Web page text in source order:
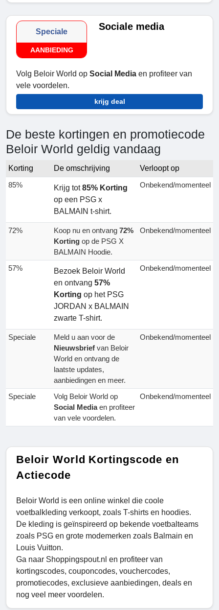
Speciale
AANBIEDING
Sociale media
Volg Beloir World op Social Media en profiteer van
vele voordelen.
krijg deal
De beste kortingen en promotiecode
Beloir World geldig vandaag
Korting De omschrijving
Verloopt op
85%
Krijg tot85% Korting
op een PSG x
BALMAIN t-shirt.
Onbekend/momenteel
72% Koop nu en ontvang 72%
Korting op de PSG X
BALMAIN Hoodie.
Onbekend/momenteel
57%
Bezoek Beloir World
en ontvang 57%
Korting op het PSG
JORDAN x BALMAIN
zwarte T-shirt.
Onbekend/momenteel
Speciale
Meld u aan voor de
Nieuwsbrief van Beloir
World en ontvang de
laatste updates,
aanbiedingen en meer.
Onbekend/momenteel
Speciale
Volg Beloir World op
Social Mediaen profiteer
van vele voordelen.
Onbekend/momenteel
Beloir World Kortingscode en
Actiecode
Beloir World is een online winkel die coole
voetbalkleding verkoopt, zoals T-shirts en hoodies.
De kleding is geïnspireerd op bekende voetbalteams
zoals PSG en grote modemerken zoals Balmain en
Louis Vuitton.
Ga naar Shoppingspout.nl en profiteer van
kortingscodes, couponcodes, vouchercodes,
promotiecodes, exclusieve aanbiedingen, deals en
nog veel meer voordelen.